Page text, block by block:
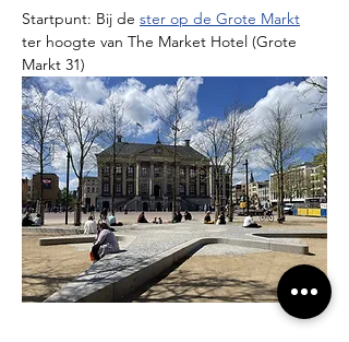
Startpunt: Bij de ster op de Grote Markt
ter hoogte van The Market Hotel (Grote
Markt 31)